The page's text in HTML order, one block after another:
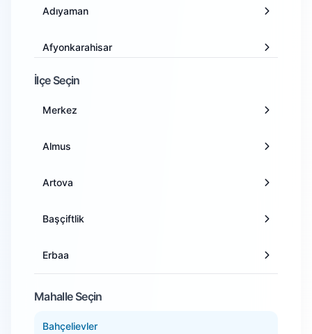
Adıyaman
Afyonkarahisar
Ağrı
Artvin
Balıkesir
İlçe Seçin
Merkez
Almus
Artova
Başçiftlik
Erbaa
Niksar
Pazar
Mahalle Seçin
Bahçelievler